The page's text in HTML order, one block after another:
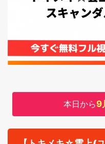
本日から9